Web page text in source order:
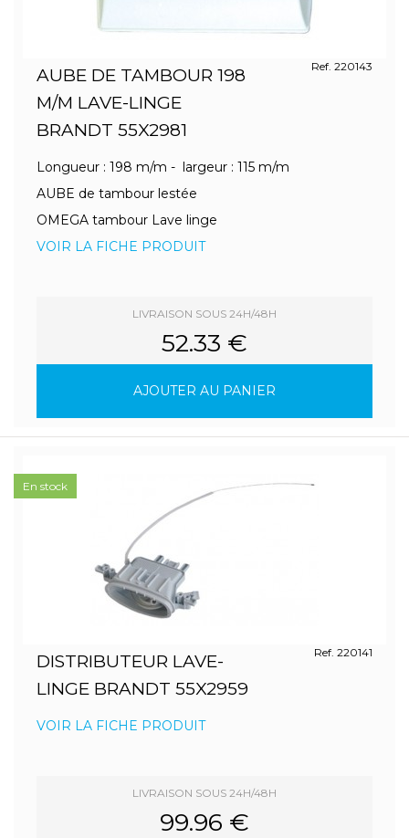
AUBE DE TAMBOUR 198
M/M LAVE-LINGE
BRANDT 55X2981
Ref. 220143
Longueur : 198 m/m - largeur : 115 m/m
AUBE de tambour lestée
OMEGA tambour Lave linge
VOIR LA FICHE PRODUIT
LIVRAISON SOUS 24H/48H
52.33 €
AJOUTER AU PANIER
DISTRIBUTEUR LAVE-
LINGE BRANDT 55X2959
Ref. 220141
VOIR LA FICHE PRODUIT
LIVRAISON SOUS 24H/48H
99.96 €
En stock